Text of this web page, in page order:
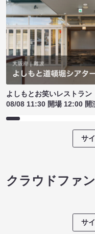
よしもとお笑いレストラン
08/08 11:30 開場 12:00 開
サ
クラウドファ
サ